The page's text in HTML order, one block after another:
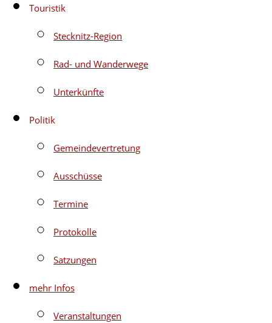
Touristik
Stecknitz-Region
Rad- und Wanderwege
Unterkünfte
Politik
Gemeindevertretung
Ausschüsse
Termine
Protokolle
Satzungen
mehr Infos
Veranstaltungen